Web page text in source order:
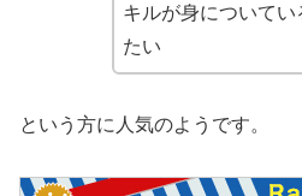
キルが身について
たい
という方に人気のようです。